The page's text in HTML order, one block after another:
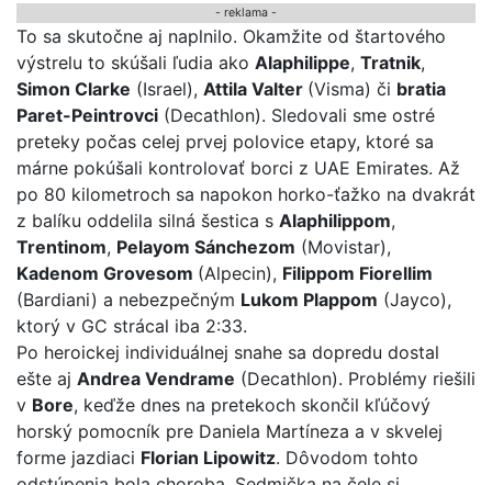
- reklama -
To sa skutočne aj naplnilo. Okamžite od štartového
výstrelu to skúšali ľudia ako Alaphilippe, Tratnik,
Simon Clarke (Israel), Attila Valter (Visma) či bratia
Paret-Peintrovci (Decathlon). Sledovali sme ostré
preteky počas celej prvej polovice etapy, ktoré sa
márne pokúšali kontrolovať borci z UAE Emirates. Až
po 80 kilometroch sa napokon horko-ťažko na dvakrát
z balíku oddelila silná šestica s Alaphilippom,
Trentinom, Pelayom Sánchezom (Movistar),
Kadenom Grovesom (Alpecin), Filippom Fiorellim
(Bardiani) a nebezpečným Lukom Plappom (Jayco),
ktorý v GC strácal iba 2:33.
Po heroickej individuálnej snahe sa dopredu dostal
ešte aj Andrea Vendrame (Decathlon). Problémy riešili
v Bore, keďže dnes na pretekoch skončil kľúčový
horský pomocník pre Daniela Martíneza a v skvelej
forme jazdiaci Florian Lipowitz. Dôvodom tohto